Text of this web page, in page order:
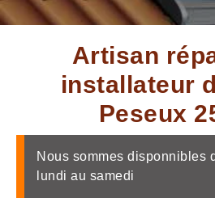
Artisan
installateur
Peseux
Nous sommes disponnibles
lundi au samedi